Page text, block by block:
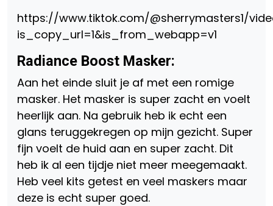
https://www.tiktok.com/@sherrymasters1/
is_copy_url=1&is_from_webapp=v1
Radiance Boost Masker:
Aan het einde sluit je af met een romige
masker. Het masker is super zacht en voelt
heerlijk aan. Na gebruik heb ik echt een
glans teruggekregen op mijn gezicht. Super
fijn voelt de huid aan en super zacht. Dit
heb ik al een tijdje niet meer meegemaakt.
Heb veel kits getest en veel maskers maar
deze is echt super goed.